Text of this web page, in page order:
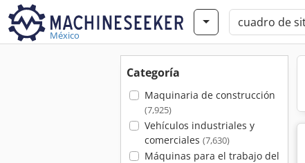
México
Categoría
Maquinaria de construcción
(7,925)
Vehículos industriales y
comerciales (7,630)
Máquinas para el trabajo del